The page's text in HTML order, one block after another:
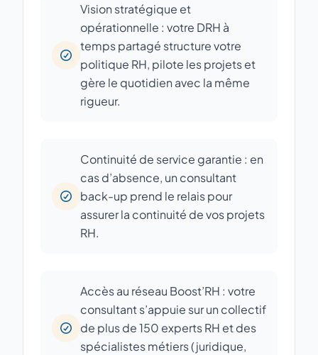
Vision stratégique et
opérationnelle : votre DRH à
temps partagé structure votre
politique RH, pilote les projets et
gère le quotidien avec la même
rigueur.
Continuité de service garantie : en
cas d’absence, un consultant
back-up prend le relais pour
assurer la continuité de vos projets
RH.
Accès au réseau Boost’RH : votre
consultant s’appuie sur un collectif
de plus de 150 experts RH et des
spécialistes métiers (juridique,